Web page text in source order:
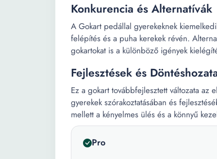
Konkurencia és Alternatívák
A Gokart pedállal gyerekeknek
felépítés és a puha kerekek révén.
gokartokat is a különböző igények
Fejlesztések és
Ez a gokart továbbfejlesztett változata az
gyerekek szórakoztatásában és
mellett a kényelmes ülés és a könnyű
Pro